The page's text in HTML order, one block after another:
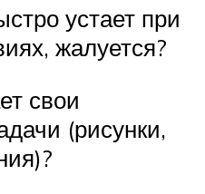
устает при
жалуется?
свои
(рисунки,